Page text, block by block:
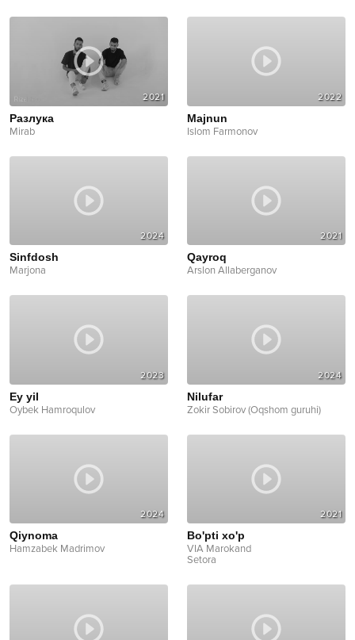
2021
Pазлука
Mirab
2022
Majnun
Islom Farmonov
2024
Sinfdosh
Marjona
2021
Qayroq
Arslon Allaberganov
2023
Ey yil
Oybek Hamroqulov
2024
Nilufar
Zokir Sobirov (Oqshom guruhi)
2024
Qiynoma
Hamzabek Madrimov
2021
Bo'pti xo'p
VIA Marokand
Setora